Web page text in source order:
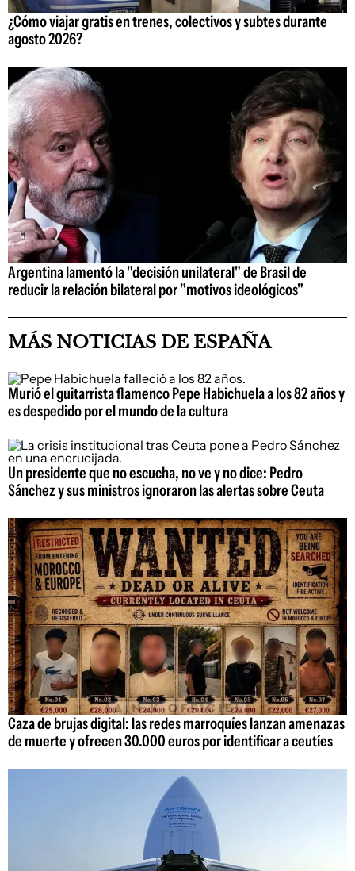
¿Cómo viajar gratis en trenes, colectivos y subtes durante
agosto 2026?
Argentina lamentó la "decisión unilateral" de Brasil de
reducir la relación bilateral por "motivos ideológicos"
MÁS NOTICIAS DE ESPAÑA
Murió el guitarrista flamenco Pepe Habichuela a los 82 años y
es despedido por el mundo de la cultura
Un presidente que no escucha, no ve y no dice: Pedro
Sánchez y sus ministros ignoraron las alertas sobre Ceuta
Caza de brujas digital: las redes marroquíes lanzan amenazas
de muerte y ofrecen 30.000 euros por identificar a ceutíes